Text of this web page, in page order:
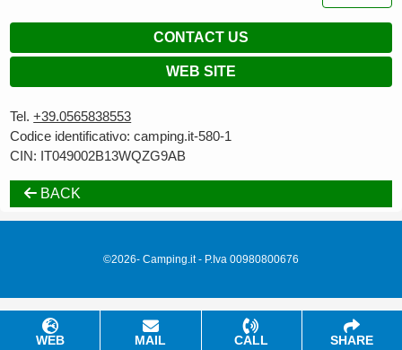
CONTACT US
WEB SITE
Tel.+39.0565838553
Codice identificativo: camping.it-580-1
CIN: IT049002B13WQZG9AB
BACK
WEB MAIL CALL SHARE
©2026- Camping.it - P.Iva 00980800676